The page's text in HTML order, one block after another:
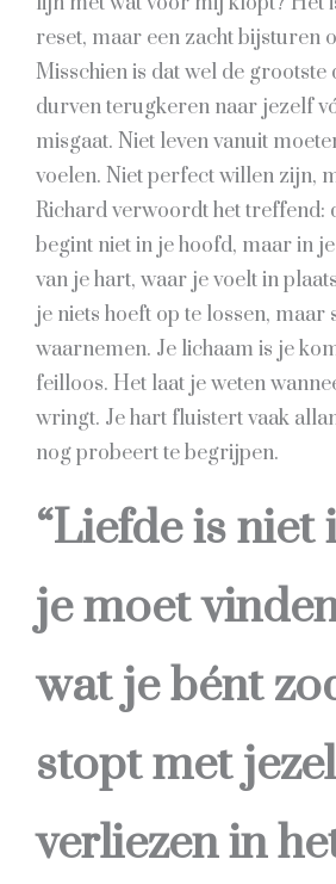
reset, maar een zacht bijsturen
Misschien is dat wel de grootste
durven terugkeren naar jezelf
misgaat. Niet leven vanuit
voelen. Niet perfect willen zijn,
Richard verwoordt het treffend:
begint niet in je hoofd, maar in
van je hart, waar je voelt in
je niets hoeft op te lossen, maar
waarnemen. Je lichaam is je
feilloos. Het laat je weten
wringt. Je hart fluistert vaak
nog probeert te begrijpen.
“Liefde is niet
je moet
wat je bént
stopt met
verliezen in